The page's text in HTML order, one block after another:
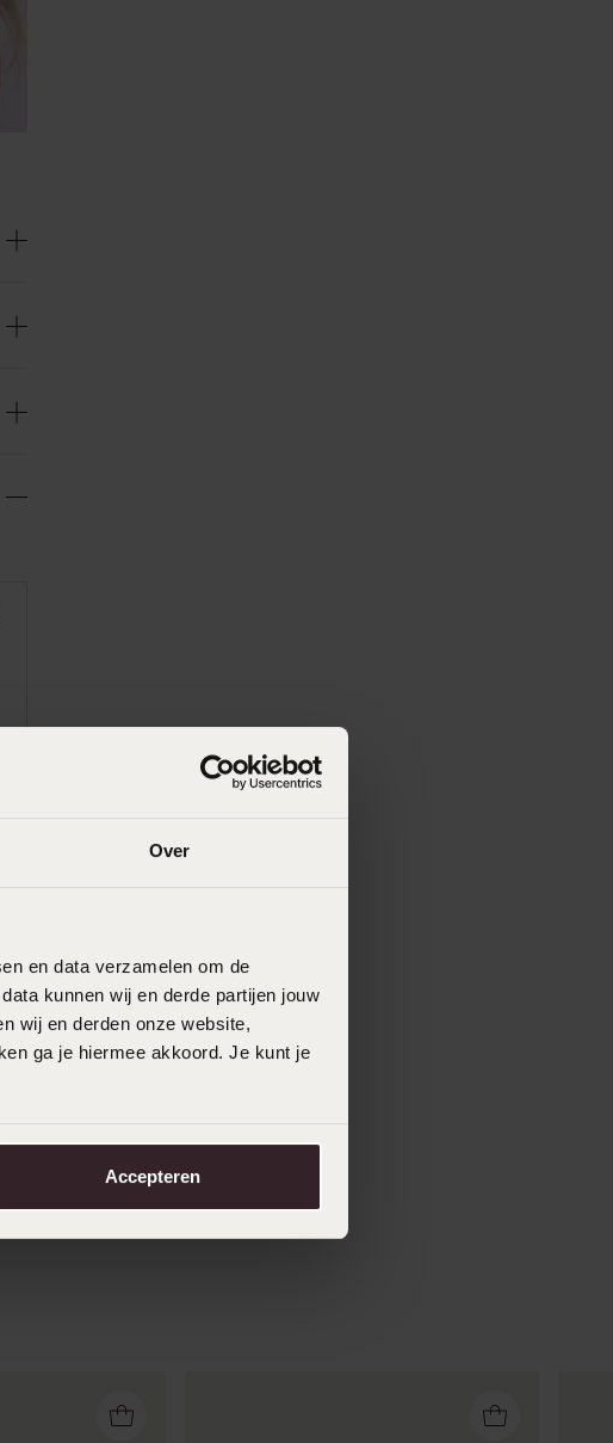
Over
en data verzamelen om de
kunnen wij en derde partijen jouw
wij en derden onze website,
ga je hiermee akkoord. Je kunt je
Accepteren